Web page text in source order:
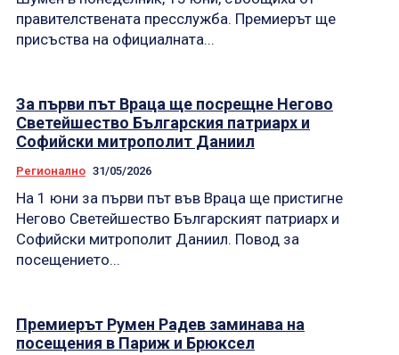
правителствената пресслужба. Премиерът ще
присъства на официалната...
За първи път Враца ще посрещне Негово
Светейшество Българския патриарх и
Софийски митрополит Даниил
Регионално 31/05/2026
На 1 юни за първи път във Враца ще пристигне
Негово Светейшество Българският патриарх и
Софийски митрополит Даниил. Повод за
посещението...
Премиерът Румен Радев заминава на
посещения в Париж и Брюксел